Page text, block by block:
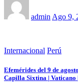
admin Ago 9,
Internacional Perú
Efemérides del 9 de
Capilla Sixtina | Vaticano